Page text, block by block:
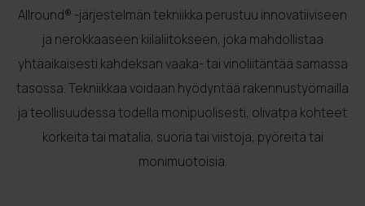
Allround® -järjestelmän tekniikka perustuu innovatiiviseen
ja nerokkaaseen kiilaliitokseen, joka mahdollistaa
yhtäaikaisesti kahdeksan vaaka- tai vinoliitäntää samassa
tasossa. Tekniikkaa voidaan hyödyntää rakennustyömailla
ja teollisuudessa todella monipuolisesti, olivatpa kohteet
korkeita tai matalia, suoria tai viistoja, pyöreitä tai
monimuotoisia.